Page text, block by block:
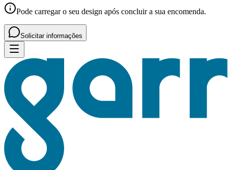
Pode carregar o seu design após concluir a sua encomenda.
Solicitar informações